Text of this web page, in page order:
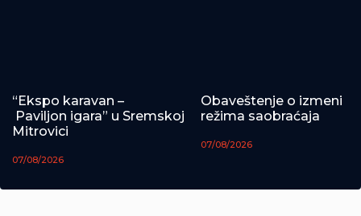
“Ekspo karavan –
Paviljon igara” u Sremskoj
Mitrovici
07/08/2026
Obaveštenje o izmeni
režima saobraćaja
07/08/2026